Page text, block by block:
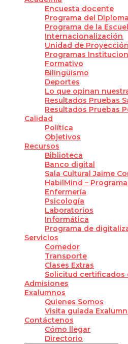
Encuesta docente
Programa del
Programa de la
Internacionalización
Unidad de
Programas
Formativo
Bilingüismo
Deportes
Lo que opinan
Resultados Pruebas
Resultados Pruebas
Calidad
Política
Objetivos
Recursos
Biblioteca
Banco digital
Sala Cultural Jaime
HabilMind –
Enfermería
Psicología
Laboratorios
Informática
Programa de
Servicios
Comedor
Transporte
Clases Extras
Solicitud certificados
Admisiones
Exalumnos
Quienes Somos
Visita guiada
Contáctenos
Cómo llegar
Directorio